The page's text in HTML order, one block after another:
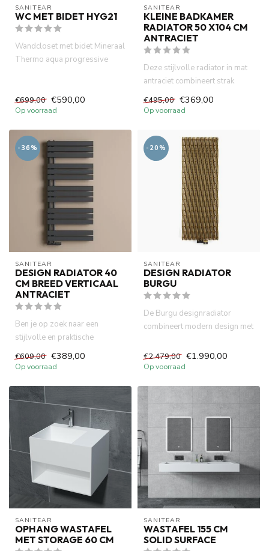
SANITEAR
WC MET BIDET HYG21
Wandcloset met bidet Mineraal
Thermo aqua progressive
€699,00 €590,00
Op voorraad
SANITEAR
KLEINE BADKAMER
RADIATOR 50 X104 CM
ANTRACIET
Deze stijlvolle radiator in mat
antraciet combineert strak
design met functionel...
€495,00 €369,00
Op voorraad
-36%
SANITEAR
DESIGN RADIATOR 40
CM BREED VERTICAAL
ANTRACIET
Ben je op zoek naar een
stijlvolle en praktische
oplossing om je badkamer te
ver...
€609,00 €389,00
Op voorraad
-20%
SANITEAR
DESIGN RADIATOR
BURGU
De Burgu designradiator
combineert modern design met
€2.479,00 €1.990,00
Op voorraad
SANITEAR
OPHANG WASTAFEL
MET STORAGE 60 CM
SANITEAR
WASTAFEL 155 CM
SOLID SURFACE